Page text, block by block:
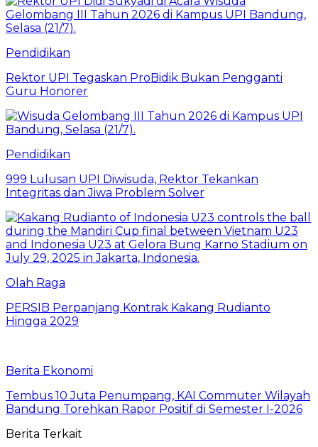
Pendidikan
Rektor UPI Tegaskan ProBidik Bukan Pengganti
Guru Honorer
Pendidikan
999 Lulusan UPI Diwisuda, Rektor Tekankan
Integritas dan Jiwa Problem Solver
Olah Raga
PERSIB Perpanjang Kontrak Kakang Rudianto
Hingga 2029
Berita Ekonomi
Tembus 10 Juta Penumpang, KAI Commuter Wilayah
Bandung Torehkan Rapor Positif di Semester I-2026
Berita Terkait